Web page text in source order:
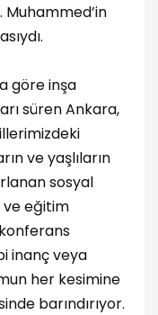
Muhammed’in
göre inşa
süren Ankara,
ve yaşlıların
sosyal
ve eğitim
inanç veya
her kesimine
barındırıyor.